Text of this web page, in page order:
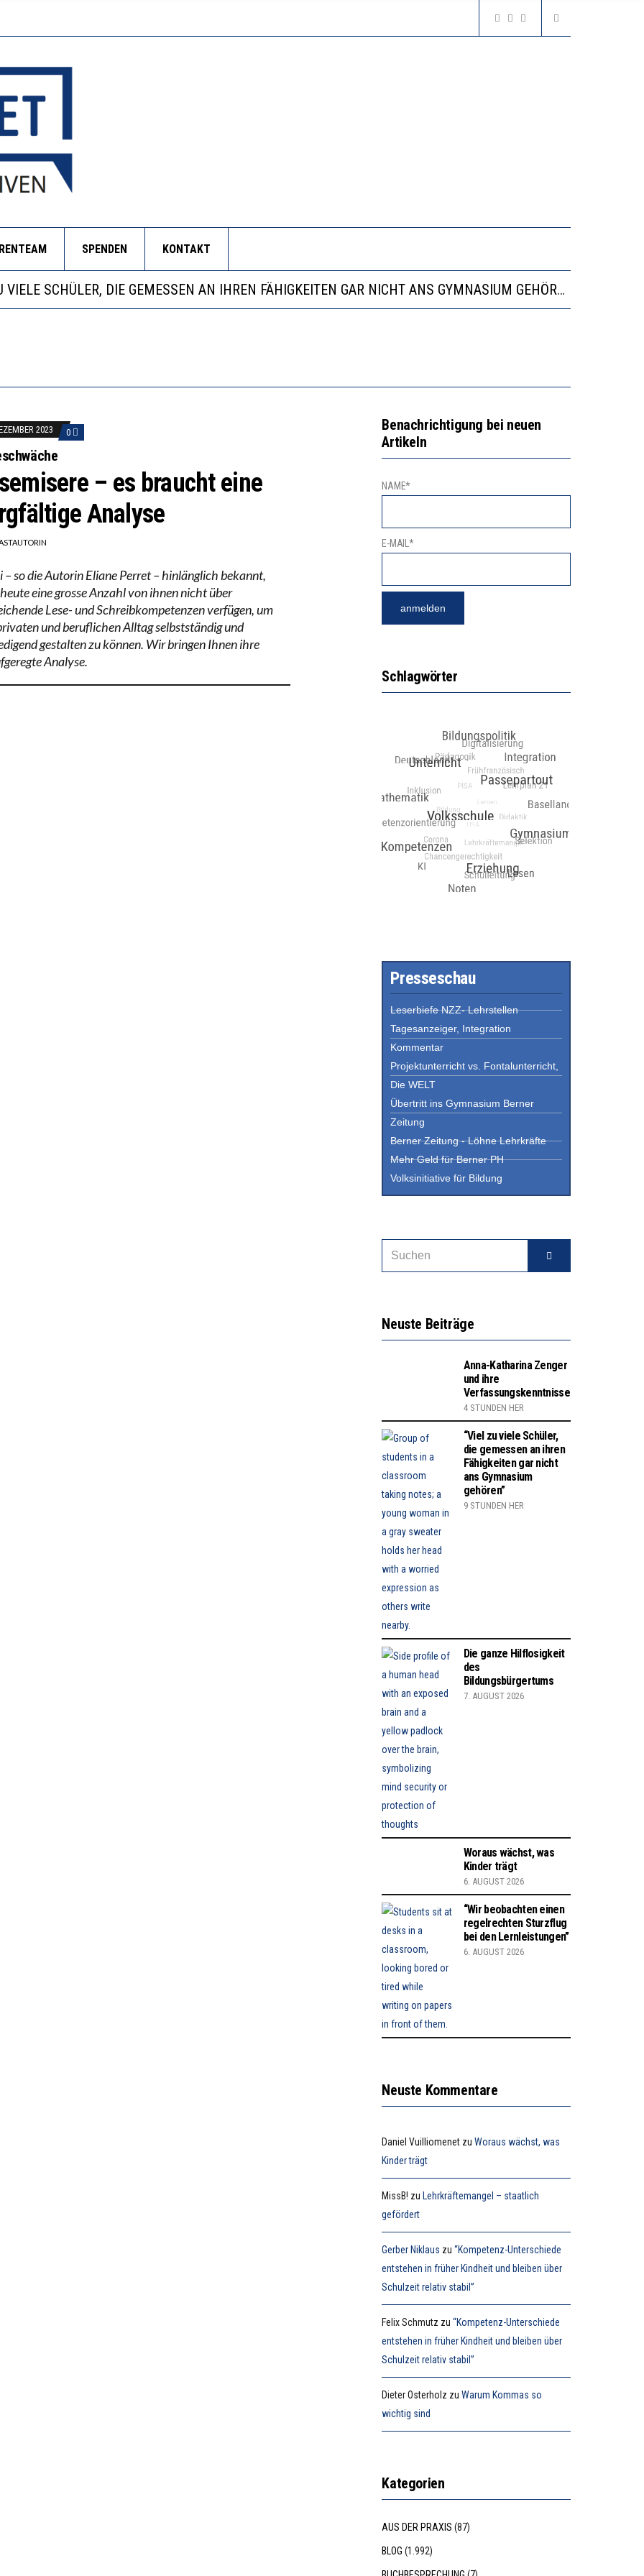
SPENDEN KONTAKT
EINEN REGELRECHTEN STURZFLUG BEI DEN LERNLEISTUNGEN”
ZENGER UND IHRE VERFASSUNGSKENNTNISSE
“VIEL ZU VIELE SCHÜLER, DIE GEMESSEN AN IHREN FÄHIGKEITEN GAR NICHT ANS GYMNASIUM GEHÖREN”
HILFLOSIGKEIT DES BILDUNGSBÜRGERTUMS
2023 0
– es braucht eine
Analyse
– so die Autorin Eliane Perret – hinlänglich bekannt,
eine grosse Anzahl von ihnen nicht über
Lese- und Schreibkompetenzen verfügen, um
und beruflichen Alltag selbstständig und
gestalten zu können. Wir bringen Ihnen ihre
Analyse.
Benachrichtigung bei neuen
Artikeln
NAME*
E-MAIL*
Schlagwörter
Presseschau
Leserbiefe NZZ- Lehrstellen
Tagesanzeiger, Integration
Kommentar
Projektunterricht vs. Fontalunterricht,
Die WELT
Übertritt ins Gymnasium Berner
Zeitung
Berner Zeitung - Löhne Lehrkräfte
Mehr Geld für Berner PH
Volksinitiative für Bildung
Neuste Beiträge
Anna-Katharina Zenger
und ihre
Verfassungskenntnisse
4 STUNDEN HER
“Viel zu viele Schüler,
die gemessen an ihren
Fähigkeiten gar nicht
ans Gymnasium
gehören”
9 STUNDEN HER
Die ganze Hilflosigkeit
des
Bildungsbürgertums
7. AUGUST 2026
Woraus wächst, was
Kinder trägt
6. AUGUST 2026
“Wir beobachten einen
regelrechten Sturzflug
bei den Lernleistungen”
6. AUGUST 2026
Neuste Kommentare
Daniel Vuilliomenet zuWoraus wächst, was
Kinder trägt
MissB! zu Lehrkräftemangel – staatlich
gefördert
Gerber Niklaus zu“Kompetenz-Unterschiede
entstehen in früher Kindheit und bleiben über
Schulzeit relativ stabil”
Felix Schmutz zu“Kompetenz-Unterschiede
entstehen in früher Kindheit und bleiben über
Schulzeit relativ stabil”
Dieter Osterholz zuWarum Kommas so
wichtig sind
Kategorien
AUS DER PRAXIS (87)
BLOG (1.992)